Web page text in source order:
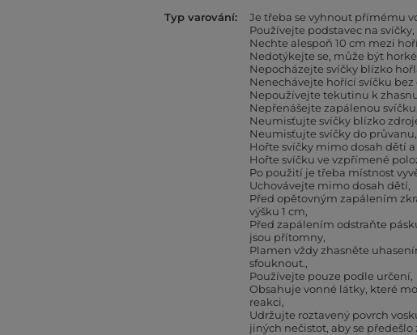
Typ varování
Je třeba se vyhnout přímému
Používejte podstavec na svíčky
Nechte alespoň 10 cm mezi
Nedotýkejte se, může být horké
Nepocházejte svíčky blízko
Nenechávejte hořící svíčku bez
Nepoužívejte tekutinu k
Nepřenášejte zapálenou svíčku
Neumisťujte svíčky blízko
Neumisťujte svíčky do průvanu
Hořte svíčky mimo dosah dětí
Hořte svíčku ve vzpřímené
Po použití je třeba místnost
Uchovávejte mimo dosah dětí
Před opětovným zapálením
výšku 1 cm
Před zapálením odstraňte
jsou přítomny
Plamen vždy zhasněte
sfouknout.
Používejte pouze podle určení
Obsahuje vonné látky, které
reakci
Udržujte roztavený povrch
jiných nečistot, aby se